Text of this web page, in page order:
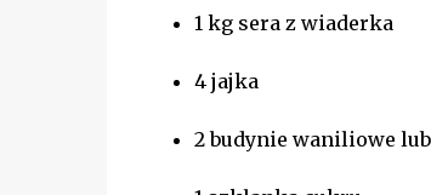
1 kg sera z wiaderka
4 jajka
2 budynie waniliowe